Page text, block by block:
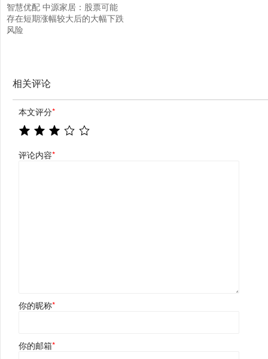
智慧优配 中源家居：股票可能
存在短期涨幅较大后的大幅下跌
风险
相关评论
本文评分*
评论内容*
你的昵称*
你的邮箱*